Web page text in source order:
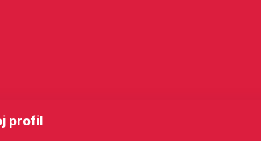
profil